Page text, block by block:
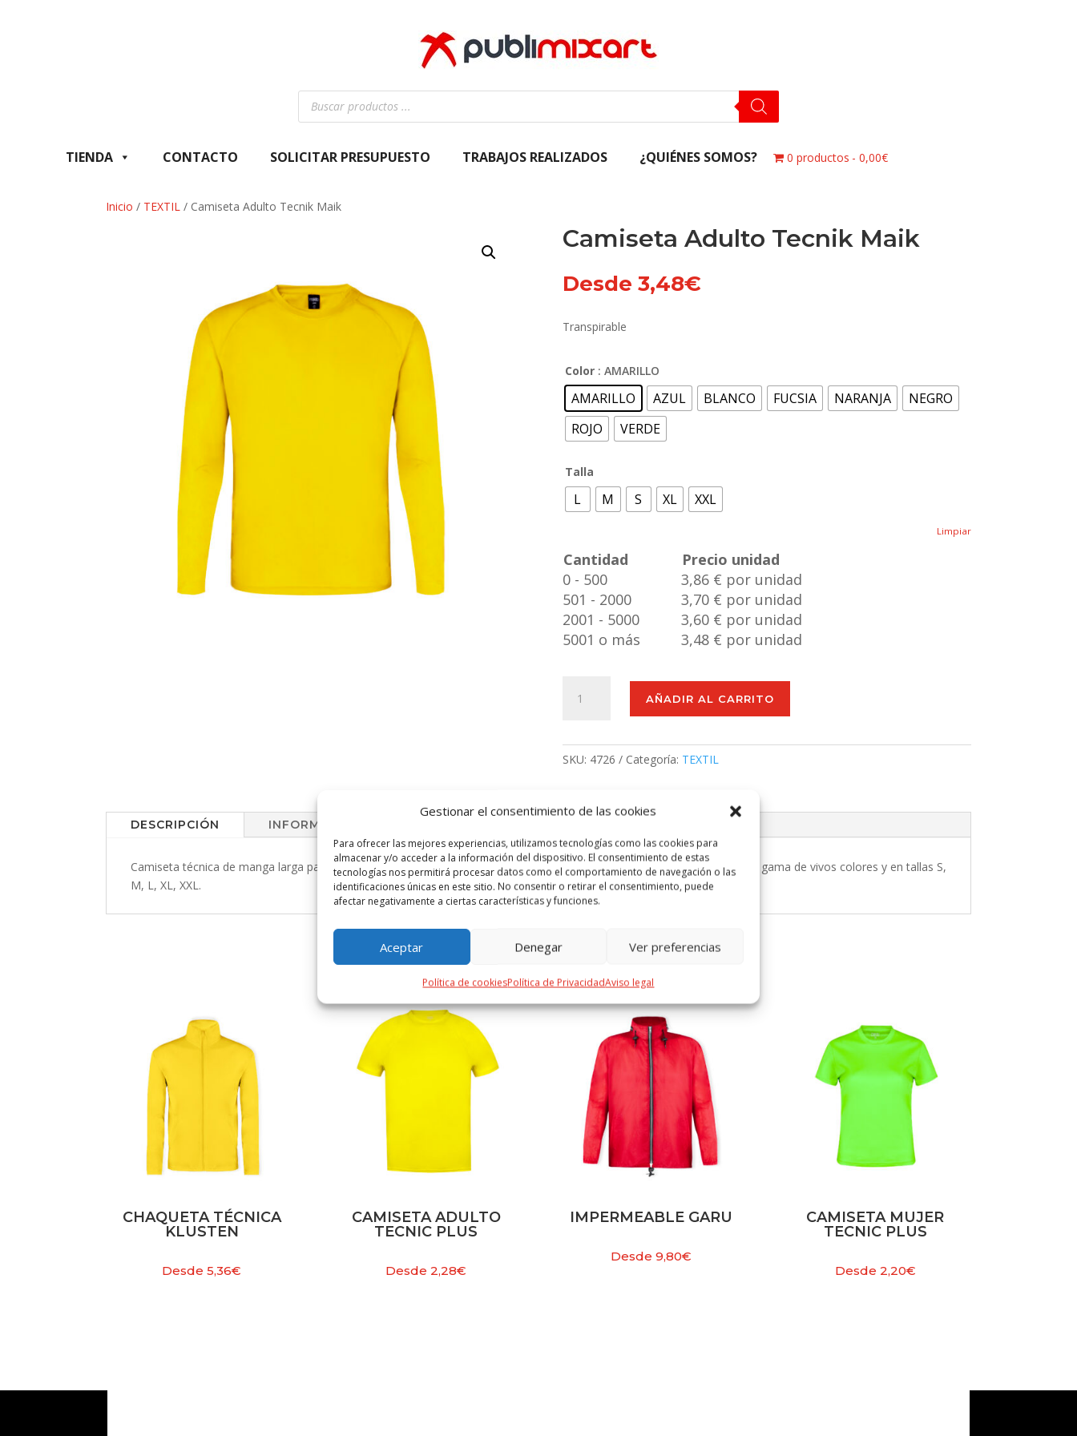
Gestionar el consentimiento de las cookies
Para ofrecer las mejores experiencias, utilizamos tecnologías como las cookies para
almacenar y/o acceder a la información del dispositivo. El consentimiento de estas
tecnologías nos permitirá procesar datos como el comportamiento de navegación o las
identificaciones únicas en este sitio. No consentir o retirar el consentimiento, puede
afectar negativamente a ciertas características y funciones.
Aceptar Denegar Ver preferencias
Política de cookiesPolítica de PrivacidadAviso legal
Búsqueda
productos
TIENDA CONTACTO SOLICITAR PRESUPUESTO TRABAJOS REALIZADOS ¿QUIÉNES SOMOS? 0 productos 0,00€
Inicio / TEXTIL / Camiseta Adulto Tecnik Maik
Camiseta Adulto Tecnik Maik
Desde 3,48€
Transpirable
Color : AMARILLO
AMARILLO AZUL BLANCO FUCSIA NARANJA
NEGRO
ROJO
VERDE
Talla
L M S XL XXL
Limpiar
Cantidad
Precio unidad
0 - 500
3,86 € por unidad
501 - 2000
3,70 € por unidad
2001 - 5000
3,60 € por unidad
5001 o más
3,48 € por unidad
Adulto
cantidad
AÑADIR AL CARRITO
SKU: 4726 Categoría: TEXTIL
DESCRIPCIÓN INFORMACIÓN ADICIONAL
Camiseta técnica de manga larga para adulto, en material 100% poliéster transpirable de 135g/m2. Disponible en variada gama de vivos colores y en tallas S,
M, L, XL, XXL.
PRODUCTOS RELACIONADOS
CHAQUETA TÉCNICA
KLUSTEN
Desde5,36€
CAMISETA ADULTO
TECNIC PLUS
Desde2,28€
IMPERMEABLE GARU
Desde 9,80€
CAMISETA MUJER
TECNIC PLUS
Desde 2,20€